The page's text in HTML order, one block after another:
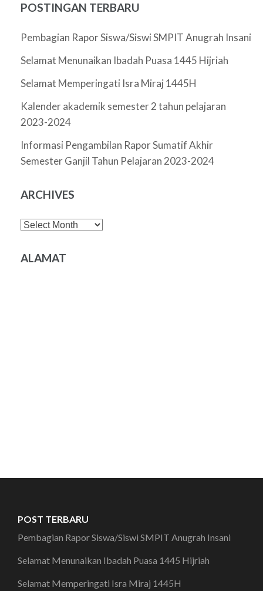
POSTINGAN TERBARU
Pembagian Rapor Siswa/Siswi SMPIT Anugrah Insani
Selamat Menunaikan Ibadah Puasa 1445 Hijriah
Selamat Memperingati Isra Miraj 1445H
Kalender akademik semester 2 tahun pelajaran
2023-2024
Informasi Pengambilan Rapor Sumatif Akhir
Semester Ganjil Tahun Pelajaran 2023-2024
ARCHIVES
Archives
ALAMAT
POST TERBARU
Pembagian Rapor Siswa/Siswi SMPIT Anugrah Insani
Selamat Menunaikan Ibadah Puasa 1445 Hijriah
Selamat Memperingati Isra Miraj 1445H